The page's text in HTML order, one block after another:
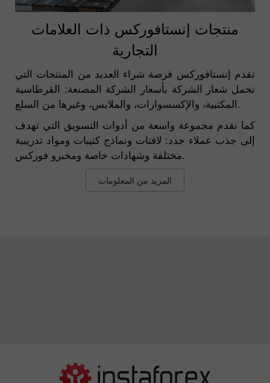
منتجات إنستافوركس ذات العلامات
التجارية
تقدم إنستافوركس فرصة شراء العديد من المنتجات التي
تحمل شعار الشركة بأسعار الشركة المصنعة: القرطاسية
المكتبية، والإكسسوارات، والملابس، وغيرها من السلع.
كما نقدم مجموعة واسعة من أدوات التسويق التي تهدف
إلى جذب عملاء جدد: لافتات ونماذج كتيبات ومواد تدريبية
مختلفة وشهادات خاصة ومخبرو فوركس.
المزيد من المعلومات